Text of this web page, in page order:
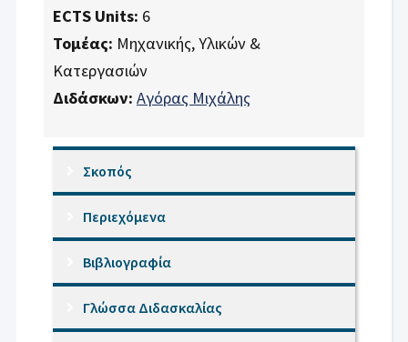
ECTS Units: 6
Τομέας: Μηχανικής, Υλικών &
Κατεργασιών
Διδάσκων: Αγόρας Μιχάλης
Σκοπός
Περιεχόμενα
Βιβλιογραφία
Γλώσσα Διδασκαλίας